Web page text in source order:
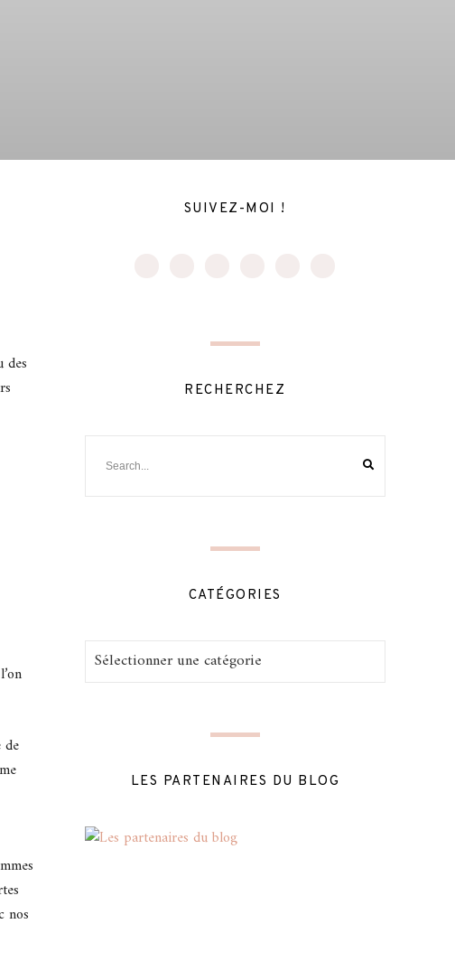
des
nos
SUIVEZ-MOI !
RECHERCHEZ
CATÉGORIES
Catégories
LES PARTENAIRES DU BLOG